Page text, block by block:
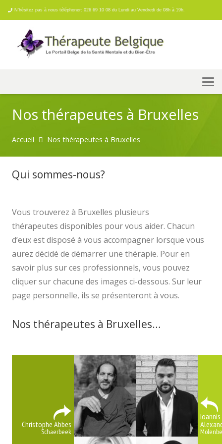
N’hésitez pas à nous téléphoner: 026 69 10 08 du Lundi au Vendredi de 08h à 19h.
Nos thérapeutes à Bruxelles
Accueil Nos thérapeutes à Bruxelles
Qui sommes-nous?
Vous trouverez à Bruxelles plusieurs
thérapeutes disponibles pour vous aider. Chacun
d’eux est disposé à vous accompagner lorsque vous
aurez décidé de démarrer une thérapie. Pour en
savoir plus sur ces professionnels, vous pouvez
cliquer sur chacune des images ci-dessous. Sur leur
page personnelle, ils se présenteront à vous.
Nos thérapeutes à Bruxelles…
Christophe Abbes
Schaerbeek
Ioannis